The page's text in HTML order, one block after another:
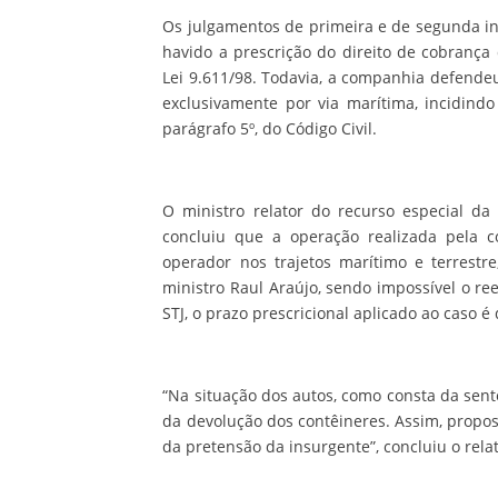
Os julgamentos de primeira e de segunda
havido a prescrição do direito de
Lei 9.611/98. Todavia, a companhia
exclusivamente por via marítima,
parágrafo 5º, do Código Civil.
O ministro relator do recurso especial
concluiu que a operação realizada pela
operador nos trajetos marítimo e
ministro Raul Araújo, sendo impossível o
STJ, o prazo prescricional aplicado ao caso
“Na situação dos autos, como consta da
da devolução dos contêineres. Assim,
da pretensão da insurgente”, concluiu o